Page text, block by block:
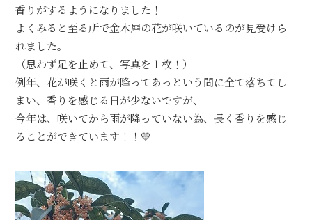
香りがするようになりました！
よくみると至る所で金木犀の花が咲いているのが見受けら
れました。
（思わず足を止めて、写真を１枚！）
例年、花が咲くと雨が降ってあっという間に全て落ちてし
まい、香りを感じる日が少ないですが、
今年は、咲いてから雨が降っていない為、長く香りを感じ
ることができています！！💛